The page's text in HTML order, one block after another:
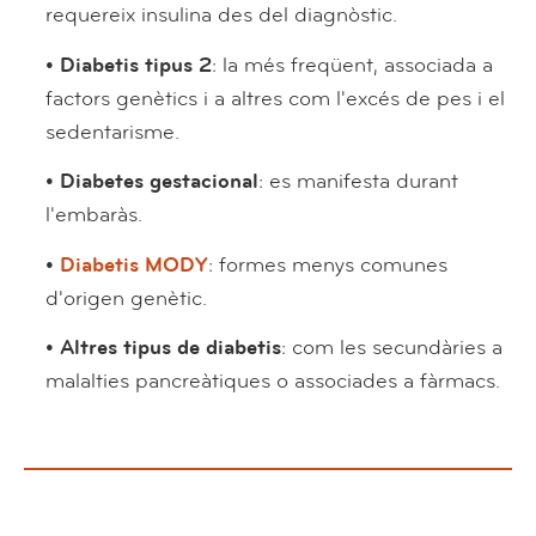
requereix insulina des del diagnòstic.
• Diabetis tipus 2: la més freqüent, associada a
factors genètics i a altres com l'excés de pes i el
sedentarisme.
• Diabetes gestacional: es manifesta durant
l'embaràs.
• Diabetis MODY: formes menys comunes
d'origen genètic.
• Altres tipus de diabetis: com les secundàries a
malalties pancreàtiques o associades a fàrmacs.